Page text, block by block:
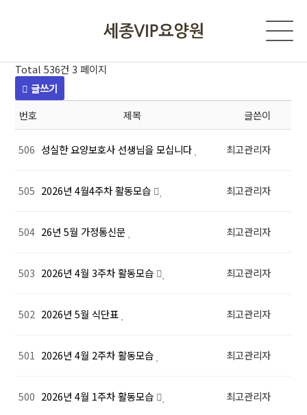
Total 536건 3 페이지
글쓰기
번호
제목 글쓴이
506 성실한 요양보호사 선생님을 모십니다 최고관리자
505 2026년 4월4주차 활동모습 최고관리자
504 26년 5월 가정통신문 최고관리자
503 2026년 4월 3주차 활동모습 최고관리자
502 2026년 5월 식단표 최고관리자
501 2026년 4월 2주차 활동모습 최고관리자
500 2026년 4월 1주차 활동모습 최고관리자